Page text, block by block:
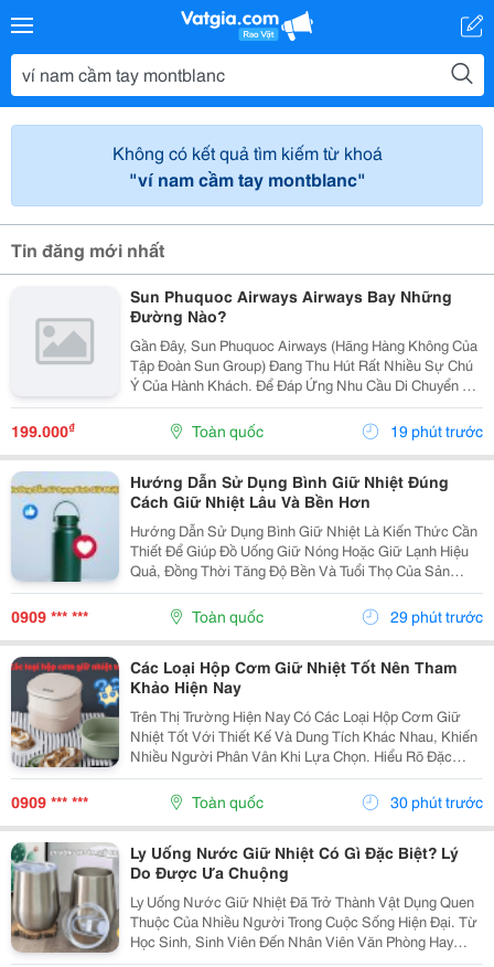
Không có kết quả tìm kiếm từ khoá
"ví nam cầm tay montblanc"
Tin đăng mới nhất
Sun Phuquoc Airways Airways Bay Những
Đường Nào?
Gần Đây, Sun Phuquoc Airways (Hãng Hàng Không Của
Tập Đoàn Sun Group) Đang Thu Hút Rất Nhiều Sự Chú
Ý Của Hành Khách. Để Đáp Ứng Nhu Cầu Di Chuyển Và
Du Lịch, Hãng Đang Liên Tục Mở Rộng Mạng Lưới Bay,
Kết Nối Trực Tiếp Phú Quốc Với Nhiều Tỉnh Thành...
199.000₫ Toàn quốc 19 phút trước
Hướng Dẫn Sử Dụng Bình Giữ Nhiệt Đúng
Cách Giữ Nhiệt Lâu Và Bền Hơn
Hướng Dẫn Sử Dụng Bình Giữ Nhiệt Là Kiến Thức Cần
Thiết Để Giúp Đồ Uống Giữ Nóng Hoặc Giữ Lạnh Hiệu
Quả, Đồng Thời Tăng Độ Bền Và Tuổi Thọ Của Sản
Phẩm. Trong Bài Viết Này, Cozycup Sẽ Chia Sẻ Cách Vệ
Sinh Bình Trước Khi Sử Dụng, Cách Dùng Đúng Mỗi...
0909 *** *** Toàn quốc 29 phút trước
Các Loại Hộp Cơm Giữ Nhiệt Tốt Nên Tham
Khảo Hiện Nay
Trên Thị Trường Hiện Nay Có Các Loại Hộp Cơm Giữ
Nhiệt Tốt Với Thiết Kế Và Dung Tích Khác Nhau, Khiến
Nhiều Người Phân Vân Khi Lựa Chọn. Hiểu Rõ Đặc
Điểm Của Từng Loại Sẽ Giúp Bạn Dễ Dàng Tìm Được
Sản Phẩm Phù Hợp Với Nhu Cầu Sử Dụng Hằng Ngày.
0909 *** *** Toàn quốc 30 phút trước
Ly Uống Nước Giữ Nhiệt Có Gì Đặc Biệt? Lý
Do Được Ưa Chuộng
Ly Uống Nước Giữ Nhiệt Đã Trở Thành Vật Dụng Quen
Thuộc Của Nhiều Người Trong Cuộc Sống Hiện Đại. Từ
Học Sinh, Sinh Viên Đến Nhân Viên Văn Phòng Hay
Người Thường Xuyên Di Chuyển Đều Có Thể Sử Dụng